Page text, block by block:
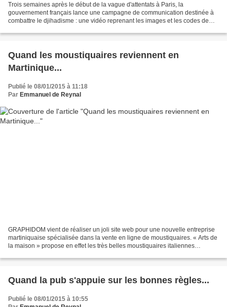
Trois semaines après le début de la vague d'attentats à Paris, la
gouvernement français lance une campagne de communication destinée à
combattre le djihadisme : une vidéo reprenant les images et les codes de
Quand les moustiquaires reviennent en
Martinique...
Publié le 08/01/2015 à 11:18
Par Emmanuel de Reynal
GRAPHIDOM vient de réaliser un joli site web pour une nouvelle entreprise
martiniquaise spécialisée dans la vente en ligne de moustiquaires. « Arts de
la maison » propose en effet les très belles moustiquaires italiennes
Quand la pub s'appuie sur les bonnes règles...
Publié le 08/01/2015 à 10:55